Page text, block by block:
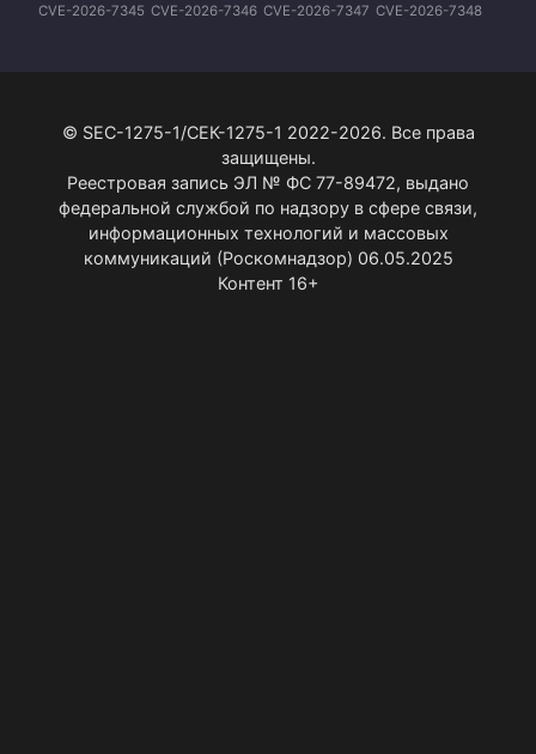
CVE-2026-7345 CVE-2026-7346 CVE-2026-7347 CVE-2026-7348
CVE-2026-7357 CVE-2026-7358 CVE-2026-7359 CVE-2026-7360
© SEC-1275-1/СЕК-1275-1 2022-2026. Все права
защищены.
Реестровая запись ЭЛ № ФС 77-89472, выдано
федеральной службой по надзору в сфере связи,
информационных технологий и массовых
коммуникаций (Роскомнадзор) 06.05.2025
Контент 16+